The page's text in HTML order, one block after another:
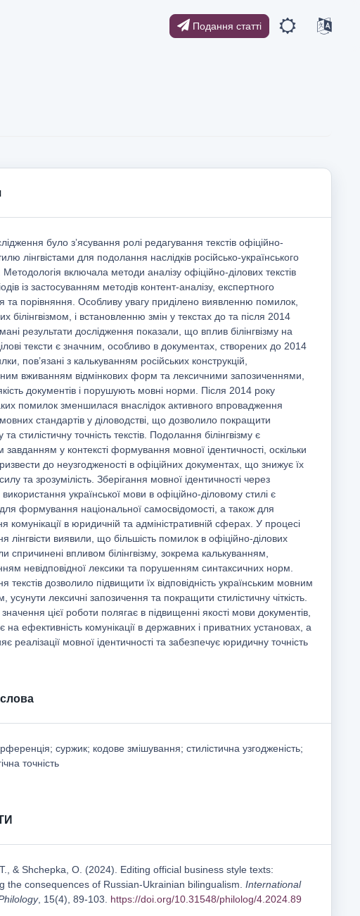
Подання статті
було зʼясування ролі редагування текстів офіційно-
лінгвістами для подолання наслідків російсько-українського
Методологія включала методи аналізу офіційно-ділових текстів
із застосуванням методів контент-аналізу, експертного
та порівняння. Особливу увагу приділено виявленню помилок,
білінгвізмом, і встановленню змін у текстах до та після 2014
результати дослідження показали, що вплив білінгвізму на
тексти є значним, особливо в документах, створених до 2014
пов’язані з калькуванням російських конструкцій,
вживанням відмінкових форм та лексичними запозиченнями,
документів і порушують мовні норми. Після 2014 року
помилок зменшилася внаслідок активного впровадження
стандартів у діловодстві, що дозволило покращити
та стилістичну точність текстів. Подолання білінгвізму є
завданням у контексті формування мовної ідентичності, оскільки
до неузгодженості в офіційних документах, що знижує їх
та зрозумілість. Зберігання мовної ідентичності через
української мови в офіційно-діловому стилі є
формування національної самосвідомості, а також для
комунікації в юридичній та адміністративній сферах. У процесі
лінгвісти виявили, що більшість помилок в офіційно-ділових
спричинені впливом білінгвізму, зокрема калькуванням,
невідповідної лексики та порушенням синтаксичних норм.
текстів дозволило підвищити їх відповідність українським мовним
усунути лексичні запозичення та покращити стилістичну чіткість.
цієї роботи полягає в підвищенні якості мови документів,
на ефективність комунікації в державних і приватних установах, а
реалізації мовної ідентичності та забезпечує юридичну точність
суржик; кодове змішування; стилістична узгодженість;
точність
& Shchepka, O. (2024). Editing official business style texts:
the consequences of Russian-Ukrainian bilingualism.International
, 15(4), 89-103. https://doi.org/10.31548/philolog/4.2024.89